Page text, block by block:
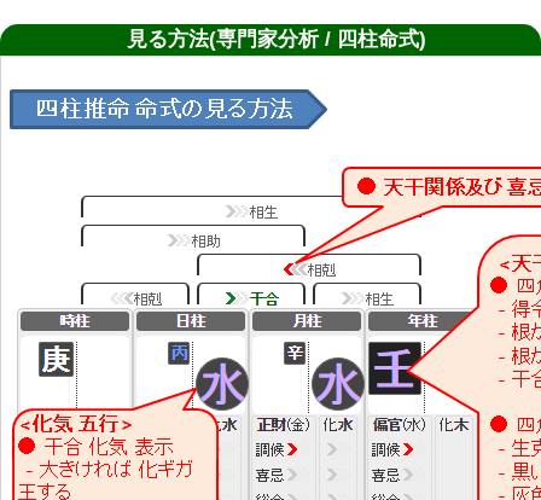
見る方法(専門家分析 / 四柱命式)